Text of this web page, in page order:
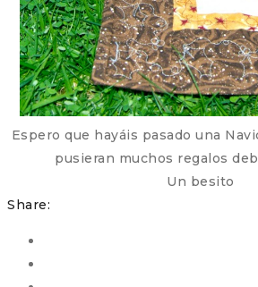
Espero que hayáis pasado una
pusieran muchos regalos
Un besito
Share: